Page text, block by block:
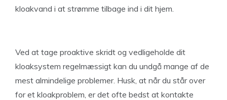
kloakvand i at strømme tilbage ind i dit hjem.
Ved at tage proaktive skridt og vedligeholde dit
kloaksystem regelmæssigt kan du undgå mange af de
mest almindelige problemer. Husk, at når du står over
for et kloakproblem, er det ofte bedst at kontakte